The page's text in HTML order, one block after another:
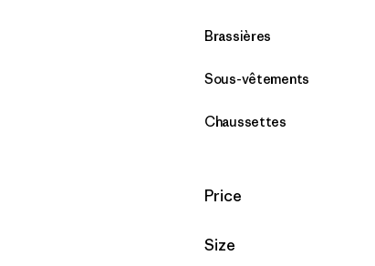
Brassières
Sous-vêtements
Chaussettes
Filtrer par
Price
Filtrer par
Size